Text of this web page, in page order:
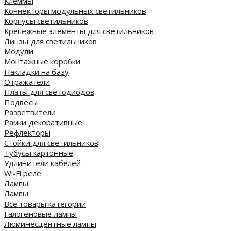
Коннекторы модульных светильников
Корпусы светильников
Крепежные элементы для светильников
Линзы для светильников
Модули
Монтажные коробки
Накладки на базу
Отражатели
Платы для светодиодов
Подвесы
Разветвители
Рамки декоративные
Рефлекторы
Стойки для светильников
Тубусы картонные
Удлинители кабелей
Wi-Fi реле
Лампы
Лампы
Все товары категории
Галогеновые лампы
Люминесцентные лампы